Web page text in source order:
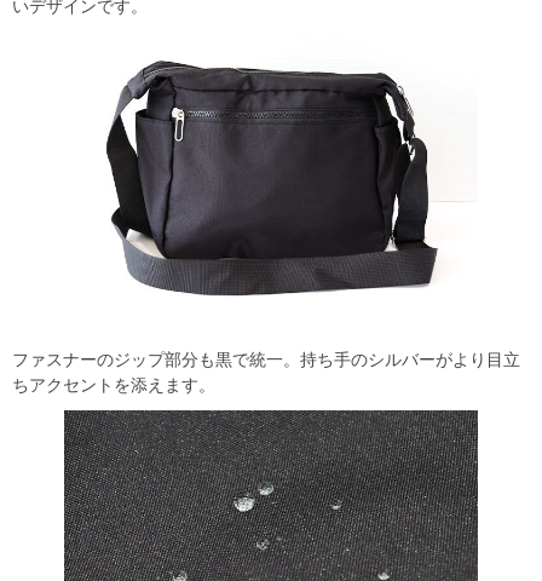
いデザインです。
ファスナーのジップ部分も黒で統一。持ち手のシルバーがより目立
ちアクセントを添えます。